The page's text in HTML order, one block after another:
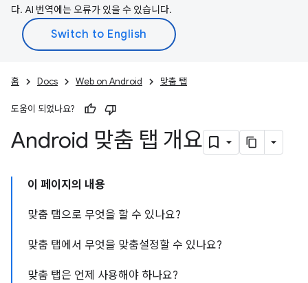
다. AI 번역에는 오류가 있을 수 있습니다.
홈 Docs Web on Android 맞춤 탭
도움이 되었나요?
Android 맞춤 탭 개요
이 페이지의 내용
맞춤 탭으로 무엇을 할 수 있나요?
맞춤 탭에서 무엇을 맞춤설정할 수 있나요?
맞춤 탭은 언제 사용해야 하나요?